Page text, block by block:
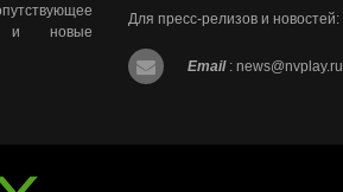
и новые
Для пресс-релизов и новостей:
Email : news@nvplay.ru